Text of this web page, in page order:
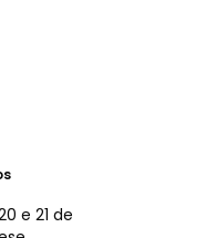
e 21 de